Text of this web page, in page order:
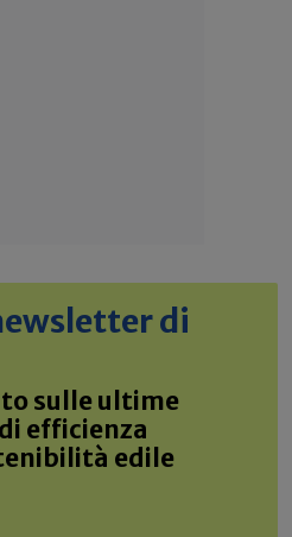
di
sulle ultime
efficienza
edile